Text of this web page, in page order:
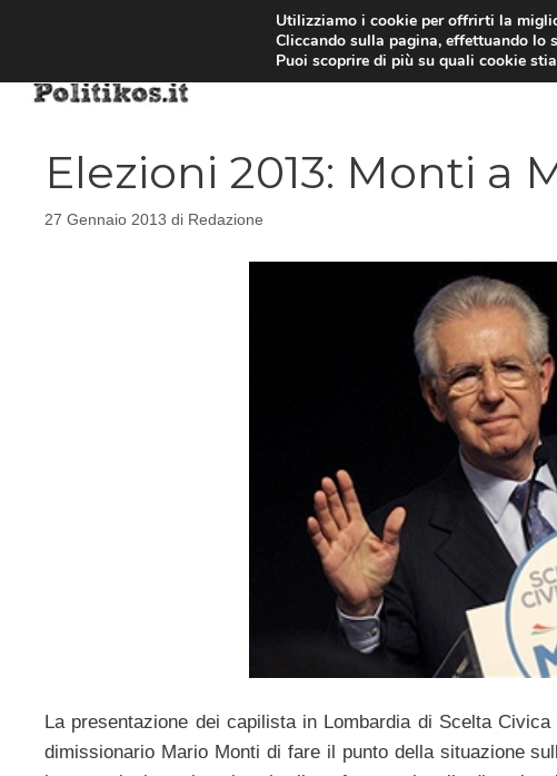
Elezioni 2013: Monti a
27 Gennaio 2013 di Redazione
La presentazione dei capilista in Lombardia di Scelta
dimissionario Mario Monti di fare il punto della situazione
Utilizziamo i cookie per offrirti la
Cliccando sulla pagina, effettuando lo
Puoi scoprire di più su quali cookie